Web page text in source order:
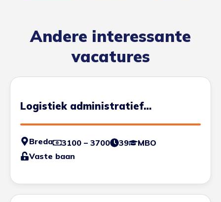
Andere interessante
vacatures
Logistiek administratief
medewerker
Breda 3100 – 3700 39
MBO
Vaste baan